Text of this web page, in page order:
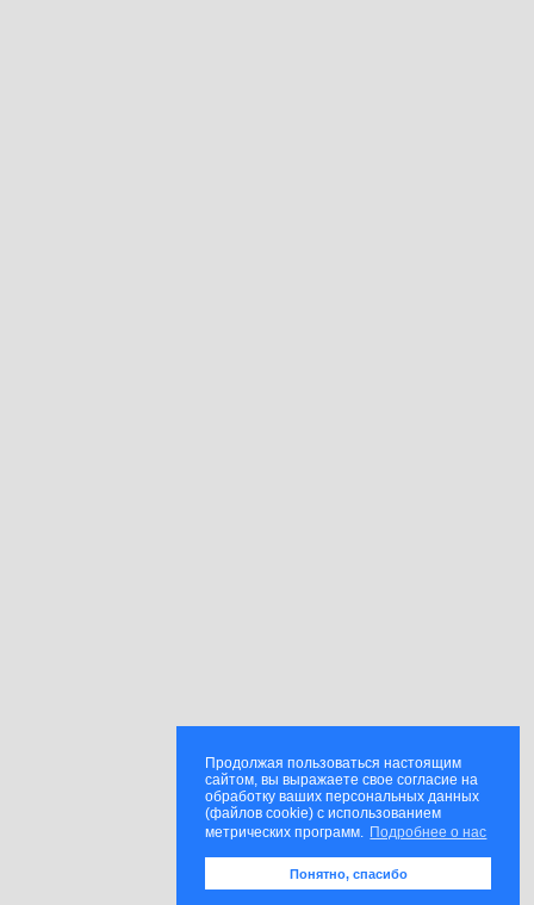
Продолжая пользоваться настоящим
сайтом, вы выражаете свое согласие на
обработку ваших персональных данных
(файлов cookie) с использованием
метрических программ. Подробнее о нас
Понятно, спасибо